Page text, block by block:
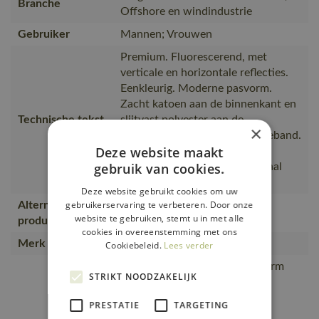
Branche
Offshore en windindustrie
Gebruiker
Mannen; Vrouwen
Technische tekst
Premium. Fluorescerend, met
verticale en horizontale reflecties.
Eenkleurig. Moderne pasvorm.
Zacht katoen aan de binnenkant en
slijtvast polyester aan de
buitenkant. Elastische reflectieband.
V-hals. Tricot aan de hals.
Verstevigde boord. Netmateriaal
Alternatieve
producten
50113-949
Merk MASCOT®
Moderne, comfortabele pasvorm
met een optimale
bewegingsvrijheid., Extra
bewegingsvrijheid door de
×
Deze website maakt
gebruik van cookies.
Deze website gebruikt cookies om uw
gebruikerservaring te verbeteren. Door onze
website te gebruiken, stemt u in met alle
cookies in overeenstemming met ons
Cookiebeleid. Lees verder
STRIKT NOODZAKELIJK
PRESTATIE TARGETING